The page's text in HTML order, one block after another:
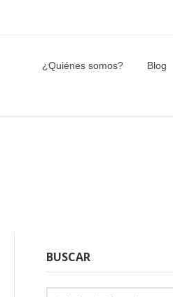
¿Quiénes somos? Blog
BUSCAR